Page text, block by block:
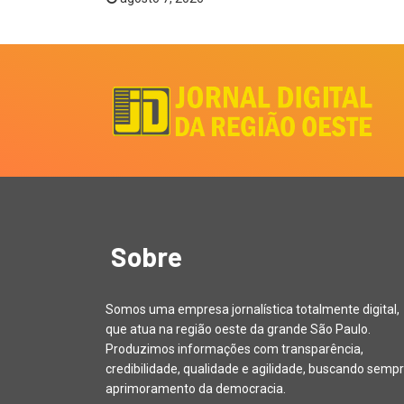
Sobre
Somos uma empresa jornalística totalmente digital,
que atua na região oeste da grande São Paulo.
Produzimos informações com transparência,
credibilidade, qualidade e agilidade, buscando
aprimoramento da democracia.